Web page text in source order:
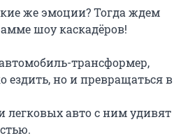
же эмоции? Тогда ждем
шоу каскадёров!
трансформер,
ездить, но и превращаться в
легковых авто с ним удивят